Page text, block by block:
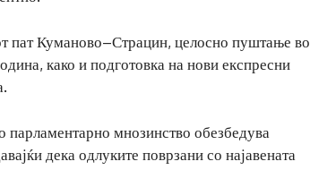
пат Куманово–Страцин, целосно пуштање во
како и подготовка на нови експресни
мнозинство обезбедува
дека одлуките поврзани со најавената